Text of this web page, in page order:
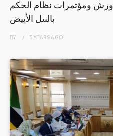
ورش ومؤتمرات نظام الحكم
بالنيل الأبيض
BY 5 YEARSAGO